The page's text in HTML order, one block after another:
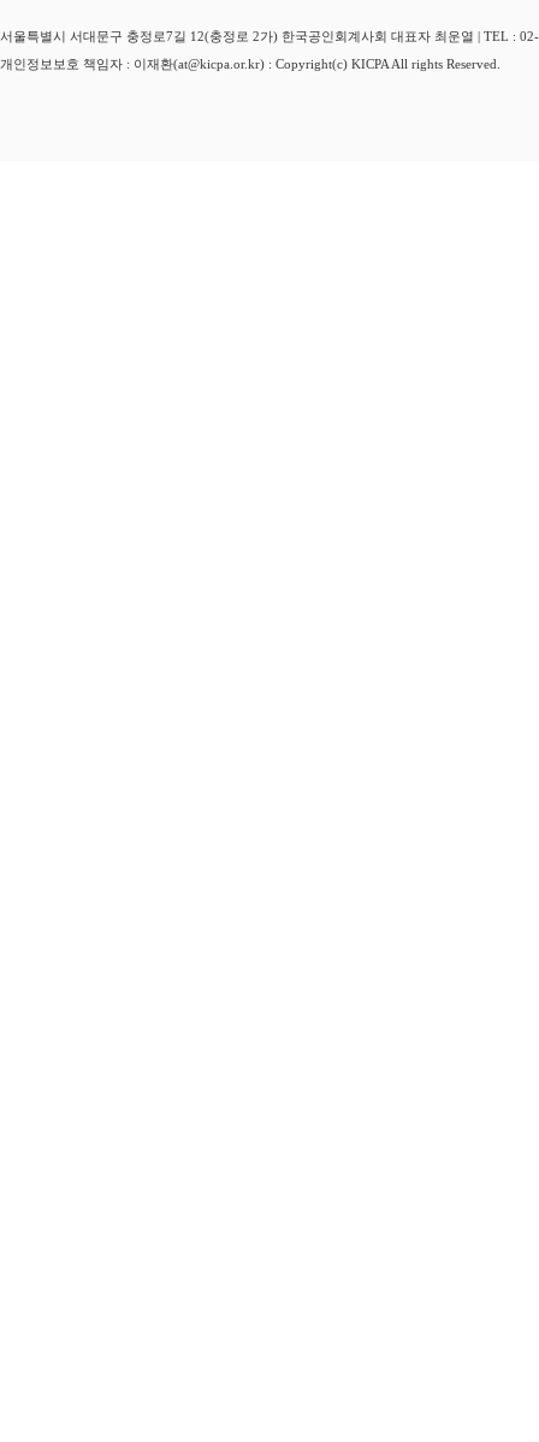
서울특별시 서대문구 충정로7길 12(충정로 2가) 한국공인회계사회 대표자 최운열 | TEL :
개인정보보호 책임자 : 이재환(at@kicpa.or.kr) : Copyright(c) KICPA All rights Reserved.